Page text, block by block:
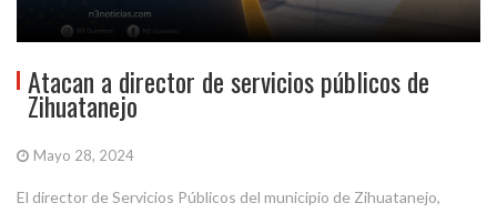
Atacan a director de servicios públicos de
Zihuatanejo
Mayo 28, 2024
El director de Servicios Públicos del municipio de Zihuatanejo,